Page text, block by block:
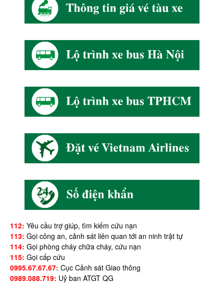
112: Yêu cầu trợ giúp, tìm kiếm cứu nạn
113: Gọi công an, cảnh sát liên quan tới an ninh trật tự
114: Gọi phòng cháy chữa cháy, cứu nạn
115: Gọi cấp cứu
0995.67.67.67: Cục Cảnh sát Giao thông
0989.088.719: Uỷ ban ATGT QG